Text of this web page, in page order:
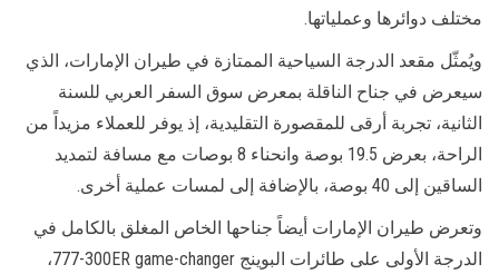
مختلف دوائرها وعملياتها.
ويُمثّل مقعد الدرجة السياحية الممتازة في طيران الإمارات، الذي
سيعرض في جناح الناقلة بمعرض سوق السفر العربي للسنة
الثانية، تجربة أرقى للمقصورة التقليدية، إذ يوفر للعملاء مزيداً من
الراحة، بعرض 19.5 بوصة وانحناء 8 بوصات مع مسافة لتمديد
الساقين إلى 40 بوصة، بالإضافة إلى لمسات عملية أخرى.
وتعرض طيران الإمارات أيضاً جناحها الخاص المغلق بالكامل في
الدرجة الأولى على طائرات البوينج 777-300ER game-changer،